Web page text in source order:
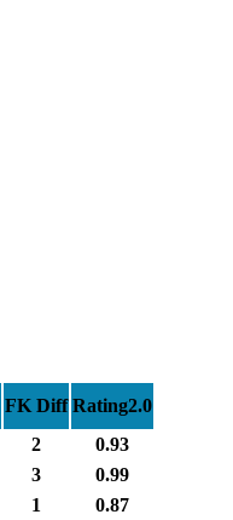
FK Diff Rating2.0
2
0.93
3
0.99
1
0.87